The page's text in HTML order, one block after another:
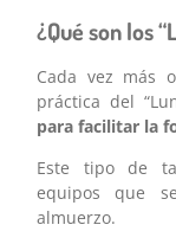
¿Qué son los
Cada vez más
práctica del
para facilitar la
Este tipo de
equipos que
almuerzo.